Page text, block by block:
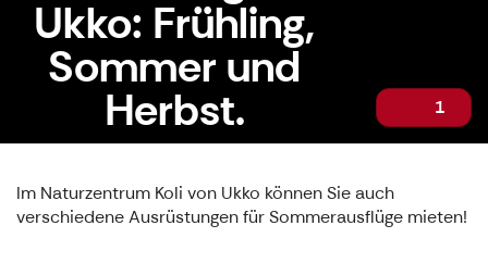
Ukko: Frühling,
Sommer und
Herbst. 1
Im Naturzentrum Koli von Ukko können Sie auch
verschiedene Ausrüstungen für Sommerausflüge mieten!